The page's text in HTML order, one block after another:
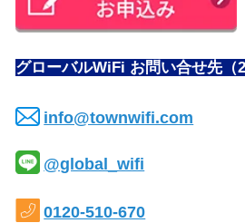
グローバルWiFi お問い合せ先（
info@townwifi.com
@global_wifi
0120-510-670